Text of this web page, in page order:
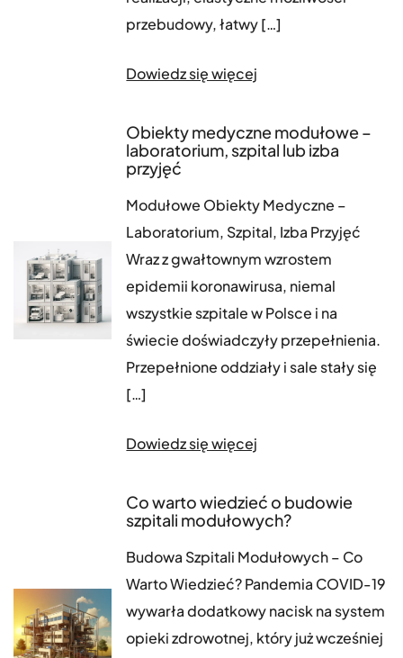
przebudowy, łatwy […]
Dowiedz się więcej
Obiekty medyczne modułowe –
laboratorium, szpital lub izba
przyjęć
Modułowe Obiekty Medyczne –
Laboratorium, Szpital, Izba Przyjęć
Wraz z gwałtownym wzrostem
epidemii koronawirusa, niemal
wszystkie szpitale w Polsce i na
świecie doświadczyły przepełnienia.
Przepełnione oddziały i sale stały się
[…]
Dowiedz się więcej
Co warto wiedzieć o budowie
szpitali modułowych?
Budowa Szpitali Modułowych – Co
Warto Wiedzieć? Pandemia COVID-19
wywarła dodatkowy nacisk na system
opieki zdrowotnej, który już wcześniej